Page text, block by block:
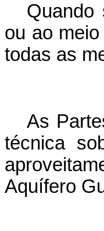
Quando
ou ao
todas as
As
técnica
Aquífero